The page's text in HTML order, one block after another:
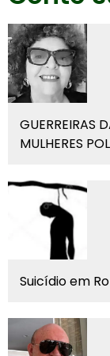
GUERREIRAS
MULHERES
Suicídio em